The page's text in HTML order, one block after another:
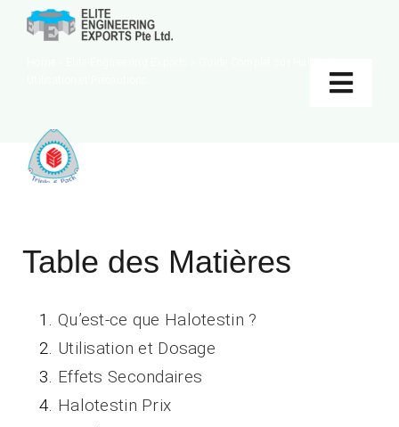
Skip
Home
Eco Product
Contact Us
Table des Matières
Qu’est-ce que Halotestin ?
Utilisation et Dosage
Effets Secondaires
Halotestin Prix